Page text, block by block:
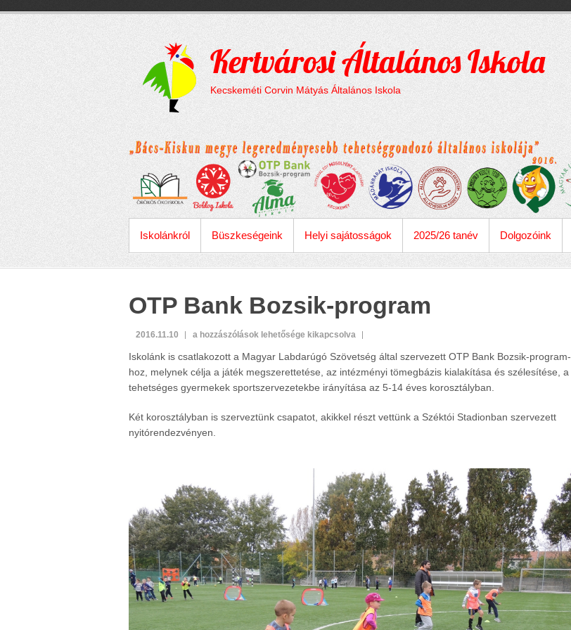
content
Kertvárosi Általános Iskola
Kecskeméti Corvin Mátyás Általános Iskola
ELSŐDLEGES MENÜ
Iskolánkról Büszkeségeink Helyi sajátosságok 2025/26 tanév Dolgozóink
OTP Bank Bozsik-program
2016.11.10
OTP
Bozsik-
program
bejegyzéshez
a hozzászólások lehetősége kikapcsolva
Iskolánk is csatlakozott a Magyar Labdarúgó Szövetség által szervezett OTP Bank Bozsik-program-
hoz, melynek célja a játék megszerettetése, az intézményi tömegbázis kialakítása és szélesítése, a
tehetséges gyermekek sportszervezetekbe irányítása az 5-14 éves korosztályban.
Két korosztályban is szerveztünk csapatot, akikkel részt vettünk a Széktói Stadionban szervezett
nyitórendezvényen.